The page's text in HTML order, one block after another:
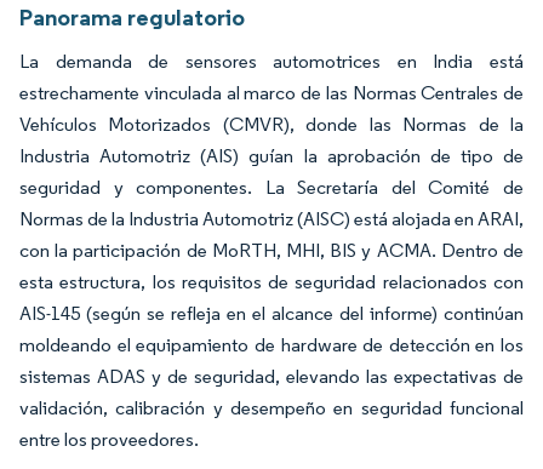
Panorama regulatorio
La demanda de sensores automotrices en India está
estrechamente vinculada al marco de las Normas Centrales de
Vehículos Motorizados (CMVR), donde las Normas de la
Industria Automotriz (AIS) guían la aprobación de tipo de
seguridad y componentes. La Secretaría del Comité de
Normas de la Industria Automotriz (AISC) está alojada en ARAI,
con la participación de MoRTH, MHI, BIS y ACMA. Dentro de
esta estructura, los requisitos de seguridad relacionados con
AIS-145 (según se refleja en el alcance del informe) continúan
moldeando el equipamiento de hardware de detección en los
sistemas ADAS y de seguridad, elevando las expectativas de
validación, calibración y desempeño en seguridad funcional
entre los proveedores.